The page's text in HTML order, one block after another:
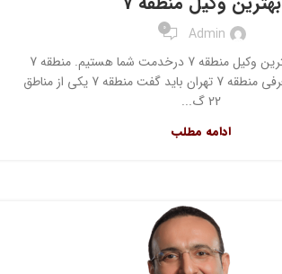
Admin
0
امروز با موضوع بهترین وکیل منطقه 7 درخدمت شما هستیم. منطقه 7
تهران در رابطه با معرفی منطقه 7 تهران باید گفت منطقه 7 یکی از مناطق
22 گ...
ادامه مطلب